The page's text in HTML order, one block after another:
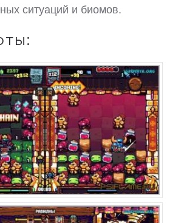
ситуаций и биомов.